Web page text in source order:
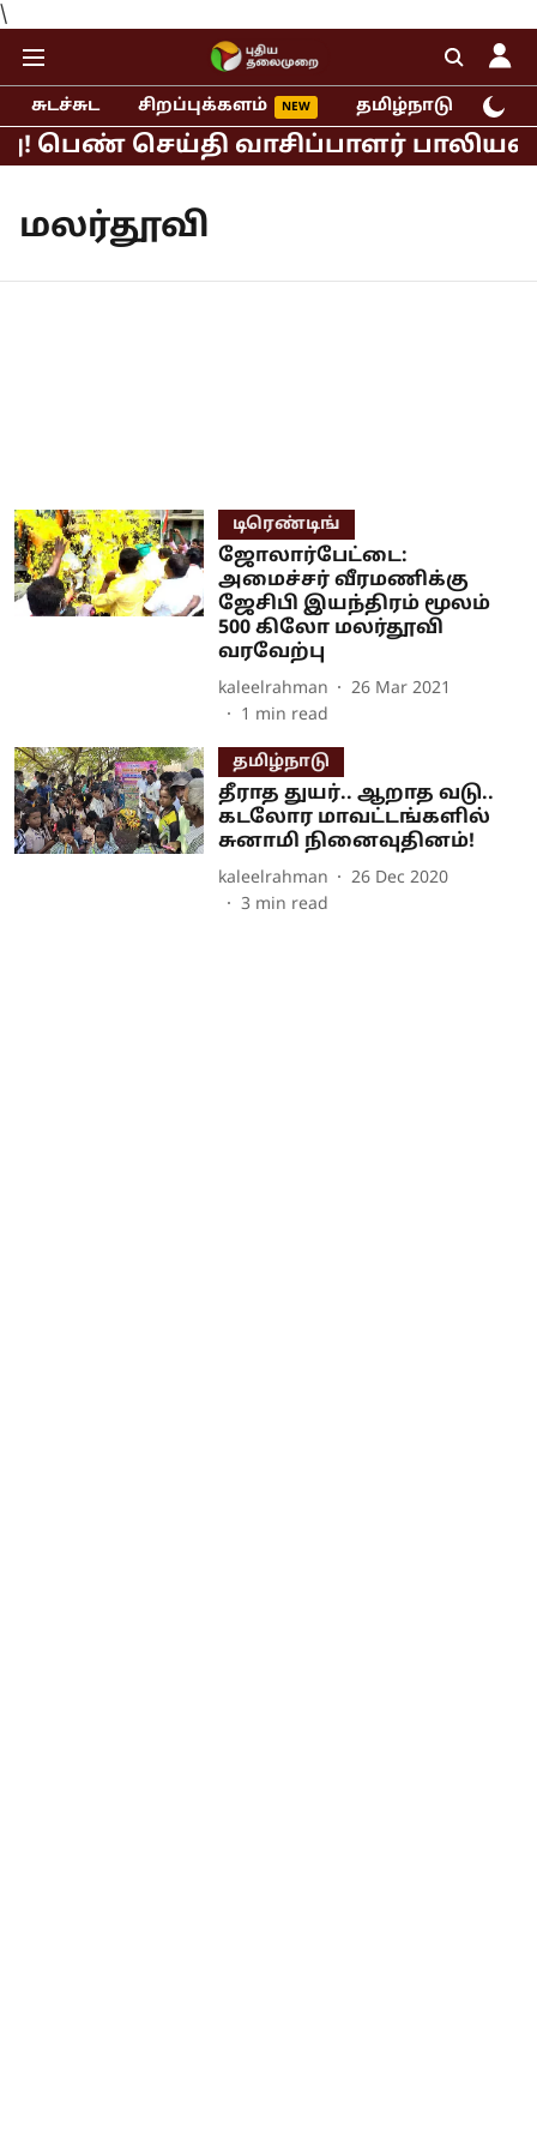
\
சுடச்சுட சிறப்புக்களம் தமிழ்நாடு
பெண் செய்தி வாசிப்பாளர் பாலியல்
மலர்தூவி
டிரெண்டிங்
ஜோலார்பேட்டை:
அமைச்சர் வீரமணிக்கு
ஜேசிபி இயந்திரம் மூலம்
500 கிலோ மலர்தூவி
வரவேற்பு
kaleelrahman
26 Mar 2021
1 min read
தமிழ்நாடு
தீராத துயர்.. ஆறாத வடு..
கடலோர மாவட்டங்களில்
சுனாமி நினைவுதினம்!
kaleelrahman
26 Dec 2020
3 min read